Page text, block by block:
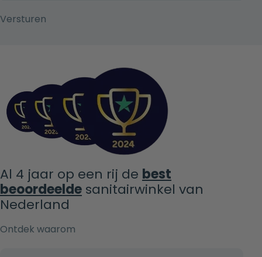
Al 4 jaar op een rij de best
beoordeelde sanitairwinkel van
Nederland
Ontdek waarom